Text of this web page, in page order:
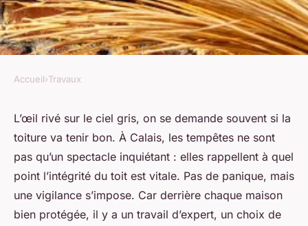
Top 5 couvreurs à Calais pour
vos projets de toiture
Auberte•12/05/2026 07:04• 10 min de lecture
Accueil›Travaux
L’œil rivé sur le ciel gris, on se demande souvent si la
toiture va tenir bon. À Calais, les tempêtes ne sont
pas qu’un spectacle inquiétant : elles rappellent à quel
point l’intégrité du toit est vitale. Pas de panique, mais
une vigilance s’impose. Car derrière chaque maison
bien protégée, il y a un travail d’expert, un choix de